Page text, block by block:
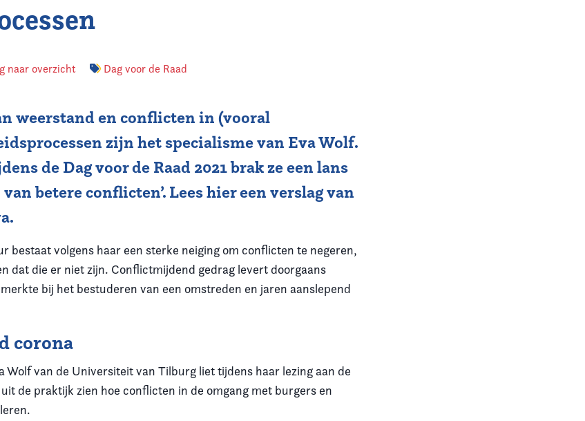
naar overzicht Dag voor de Raad
weerstand en conflicten in (vooral
zijn het specialisme van Eva Wolf.
de Dag voor de Raad 2021 brak ze een lans
betere conflicten’. Lees hier een verslag van
bestaat volgens haar een sterke neiging om conflicten te negeren,
dat die er niet zijn. Conflictmijdend gedrag levert doorgaans
bij het bestuderen van een omstreden en jaren aanslepend
corona
Wolf van de Universiteit van Tilburg liet tijdens haar lezing aan de
de praktijk zien hoe conflicten in de omgang met burgers en